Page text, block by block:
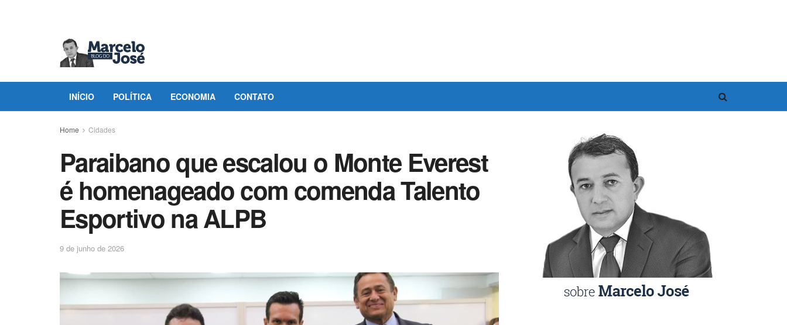
INÍCIO POLÍTICA ECONOMIA CONTATO
Home Cidades
Paraibano que escalou o Monte Everest
é homenageado com comenda Talento
Esportivo na ALPB
9 de junho de 2026